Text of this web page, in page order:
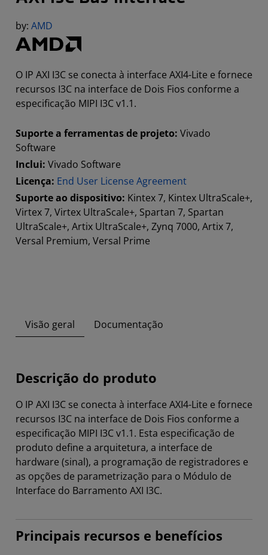
by: AMD
O IP AXI I3C se conecta à interface AXI4-Lite e fornece
recursos I3C na interface de Dois Fios conforme a
especificação MIPI I3C v1.1.
Suporte a ferramentas de projeto: Vivado
Software
Inclui: Vivado Software
Licença: End User License Agreement
Suporte ao dispositivo: Kintex 7, Kintex UltraScale+,
Virtex 7, Virtex UltraScale+, Spartan 7, Spartan
UltraScale+, Artix UltraScale+, Zynq 7000, Artix 7,
Versal Premium, Versal Prime
Visão geral Documentação
Descrição do produto
O IP AXI I3C se conecta à interface AXI4-Lite e fornece
recursos I3C na interface de Dois Fios conforme a
especificação MIPI I3C v1.1. Esta especificação de
produto define a arquitetura, a interface de
hardware (sinal), a programação de registradores e
as opções de parametrização para o Módulo de
Interface do Barramento AXI I3C.
Principais recursos e benefícios